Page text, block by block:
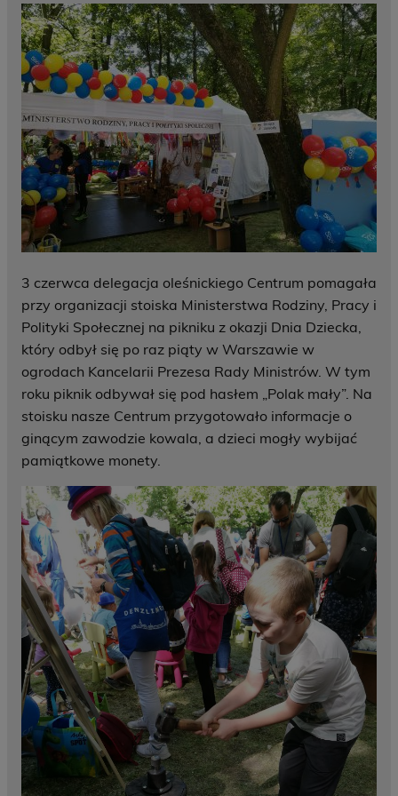
3 czerwca delegacja oleśnickiego Centrum pomagała
przy organizacji stoiska Ministerstwa Rodziny, Pracy i
Polityki Społecznej na pikniku z okazji Dnia Dziecka,
który odbył się po raz piąty w Warszawie w
ogrodach Kancelarii Prezesa Rady Ministrów. W tym
roku piknik odbywał się pod hasłem „Polak mały”. Na
stoisku nasze Centrum przygotowało informacje o
ginącym zawodzie kowala, a dzieci mogły wybijać
pamiątkowe monety.